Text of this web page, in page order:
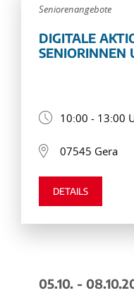
Seniorenangebote
DIGITALE
SENIORINNEN
10:00 - 13:00
07545 Gera
DETAILS
05.10. -